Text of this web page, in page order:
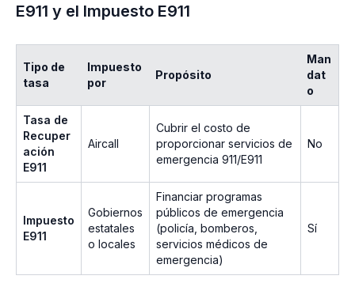
E911 y el Impuesto E911
Tipo de
tasa
Impuesto
por
Propósito
Man
dat
o
Tasa de
Recuper
ación
E911
Aircall
Cubrir el costo de
proporcionar servicios de
emergencia 911/E911
No
Impuesto
E911
Gobiernos
estatales
o locales
Financiar programas
públicos de emergencia
(policía, bomberos,
servicios médicos de
emergencia)
Sí